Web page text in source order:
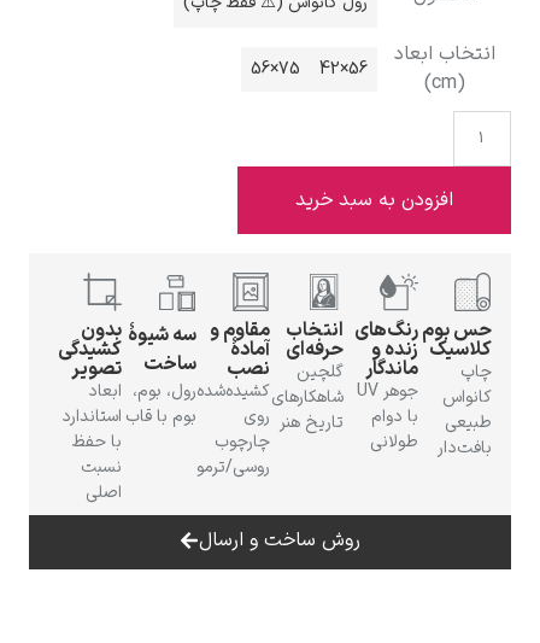
ادوارد هاپر
ادگار دگا
انتخاب ابعاد
(cm)
56×42
75×56
افزودن به سبد خرید
حس بوم
کلاسیک
چاپ
کانواس
طبیعی
بافت‌دار
رنگ‌های
زنده و
ماندگار
جوهر UV
با دوام
طولانی
انتخاب
حرفه‌ای
گلچین
شاهکارهای
تاریخ هنر
مقاوم و
آمادهٔ
نصب
کشیده‌شده
روی
چارچوب
روسی/ترمو
سه شیوهٔ
ساخت
رول، بوم،
بوم با قاب
بدون
کشیدگی
تصویر
ابعاد
استاندارد
با حفظ
نسبت
اصلی
روش ساخت و ارسال